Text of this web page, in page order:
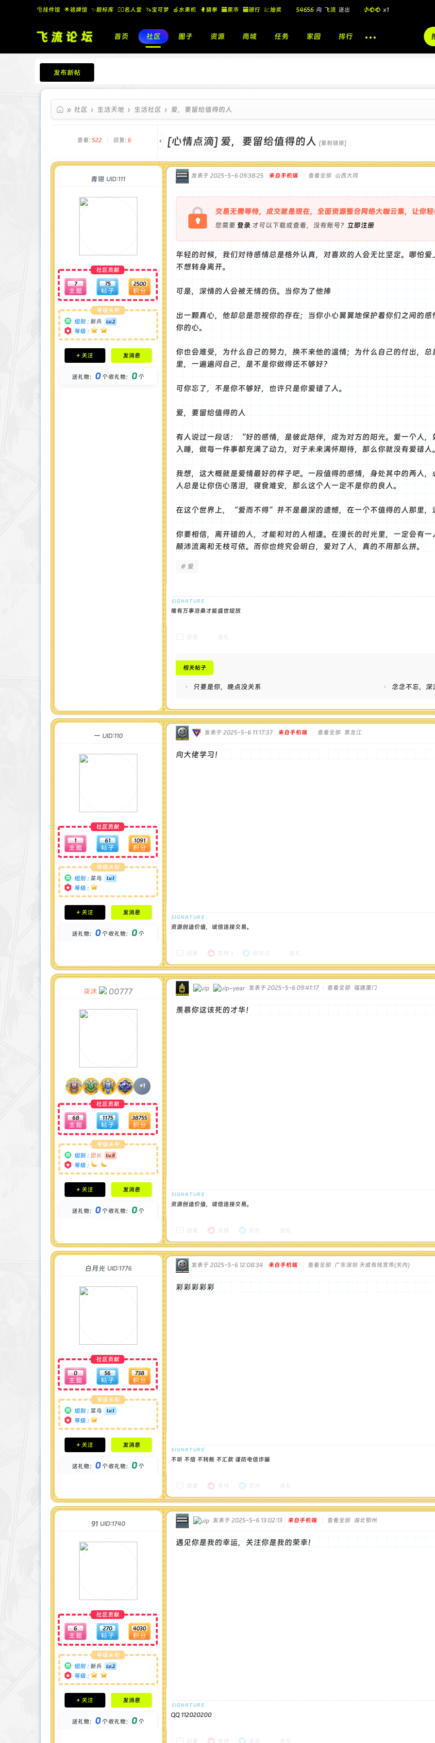
🎅挂件馆 🌟铭牌馆 ✨️靓标库 🧚‍♂️名人堂 🦄宝可梦 🍎水果机 🥊猜拳 🏧黑市 🏧银行 💹抽奖 54656 向 飞流 送出 小心心 x1
飞流 向 北 酷盖墨镜
首页 社区 圈子 资源 商城 任务 家园 排行
发布新帖
飞流论坛
» 社区 › 生活天地 › 生活社区 › 爱，要留给值得的人
查看: 522 回复: 6 [心情点滴] 爱，要留给值得的人 [复制链接]
青翎 UID:111
社区贡献
7 75 2500
等级头衔
组别 : 新兵
等级 :
积分成就
钻石 : 0 颗
金币 : 0 枚
+ 关注 发消息
送礼物： 0个收礼物： 0个
发表于 2025-5-6 09:38:25 来自手机端 查看全部 山西大同
交易无需等待，成交就是现在，全面资源整合网络大咖云集，让你
您需要 登录 才可以下载或查看，没有账号？ 立即注册
年轻的时候，我们对待感情总是格外认真，对喜欢的人会无比坚定。哪怕
不想转身离开。
可是，深情的人会被无情的伤。当你为了他捧
出一颗真心，他却总是忽视你的存在；当你小心翼翼地保护着你们之间的
你的心。
你也会难受，为什么自己的努力，换不来他的温情；为什么自己的付出，
里，一遍遍问自己，是不是你做得还不够好？
可你忘了，不是你不够好，也许只是你爱错了人。
爱，要留给值得的人
有人说过一段话：“好的感情，是彼此陪伴，成为对方的阳光。爱一个人
入睡，做每一件事都充满了动力，对于未来满怀期待，那么你就没有爱错
我想，这大概就是爱情最好的样子吧。一段值得的感情，身处其中的两人
人总是让你伤心落泪，寝食难安，那么这个人一定不是你的良人。
在这个世界上，“爱而不得”并不是最深的遗憾，在一个不值得的人那里，
你要相信，离开错的人，才能和对的人相逢。在漫长的时光里，一定会有
颠沛流离和无枝可依。而你也终究会明白，爱对了人，真的不用那么拼。
# 爱
唯有万事沧桑才能盛世绽放
相关帖子
• 只要是你，晚点没关系 • 念念不忘，深
一 UID:110
社区贡献
1 61 1091
等级头衔
组别 : 菜鸟
等级 :
积分成就
钻石 : 0 颗
金币 : 0 枚
+ 关注 发消息
送礼物： 0个收礼物： 0个
发表于 2025-5-6 11:17:37 来自手机端 查看全部 黑龙江
向大佬学习！
资源创造价值，诚信连接交易。
柒沐 00777
+1
社区贡献
68 1175 38755
等级头衔
组别 : 团长
等级 :
积分成就
钻石 : 1 颗
金币 : 0 枚
+ 关注 发消息
送礼物： 0个收礼物： 0个
发表于 2025-5-6 09:41:17 查看全部 福建厦门
羡慕你这该死的才华！
资源创造价值，诚信连接交易。
白月光 UID:1776
社区贡献
0 56 738
等级头衔
组别 : 菜鸟
等级 :
积分成就
钻石 : 0 颗
金币 : 0 枚
+ 关注 发消息
送礼物： 0个收礼物： 0个
发表于 2025-5-6 12:08:34 来自手机端 查看全部 广东深圳 天威有线宽带(关内)
彩彩彩彩彩
不听 不信 不转账 不汇款 谨防电信诈骗
91 UID:1740
社区贡献
6 270 4030
等级头衔
组别 : 新兵
等级 :
积分成就
钻石 : 0 颗
金币 : 0 枚
+ 关注 发消息
送礼物： 0个收礼物： 0个
发表于 2025-5-6 13:02:13 来自手机端 查看全部 湖北鄂州
遇见你是我的幸运，关注你是我的荣幸！
QQ 112020200